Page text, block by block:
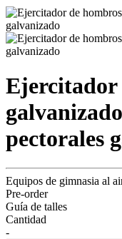
Ejercitador
pectorales
Equipos de gimnasia al
Pre-order
Guía de talles
Cantidad
-